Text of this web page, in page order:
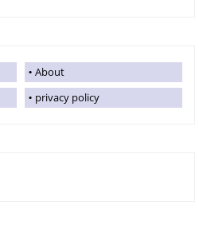
About
privacy policy